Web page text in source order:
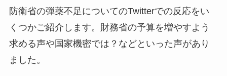
防衛省の弾薬不足についてのTwitterでの反応をい
くつかご紹介します。財務省の予算を増やすよう
求める声や国家機密では？などといった声があり
ました。